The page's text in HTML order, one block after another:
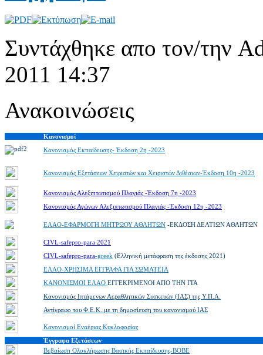
Συντάχθηκε απο τον/την
2011 14:37
Ανακοινώσεις
Κανονισμοί
Κανονισμός Εκπαίδευσης- Έκδοση 2η -2023
Κανονισμός Εξετάσεων Χειριστών και Χειριστών Διθέσιων-Έκδοση 10η -2023
Κανονισμός Αλεξιπτωτισμού Πλαγιάς -Έκδοση 7η -2023
Κανονισμός Αγώνων Αλεξιπτωτισμού Πλαγιάς -Έκδοση 12η -2023
ΕΛΑΟ-ΕΦΑΡΜΟΓΗ ΜΗΤΡΩΟΥ ΑΘΛΗΤΩΝ -ΕΚΔΟΣΗ ΔΕΛΤΙΩΝ ΑΘΛΗΤΩΝ
CIVL-safepro-para 2021
CIVL-safepro-para-greek (Ελληνική μετάφραση της έκδοσης 2021)
ΕΛΑΟ-ΧΡΗΣΙΜΑ ΕΓΓΡΑΦΑ ΓΙΑ ΣΩΜΑΤΕΙΑ
ΚΑΝΟΝΙΣΜΟΙ ΕΛΑΟ ΕΓΓΕΚΡΙΜΕΝΟΙ ΑΠΟ ΤΗΝ ΓΓΑ
Κανονισμός Ιπτάμενων Αεραθλητικών Συσκευών (ΙΑΣ) της Υ.Π.Α.
Αντίγραφο του Φ.Ε.Κ. με τη δημοσίευση του κανονισμού ΙΑΣ
Κανονισμοί Εναέριας Κυκλοφορίας
Έγγραφα Εξετάσεων
Βεβαίωση Ολοκλήρωσης Βασικής Εκπαίδευσης-BOBE